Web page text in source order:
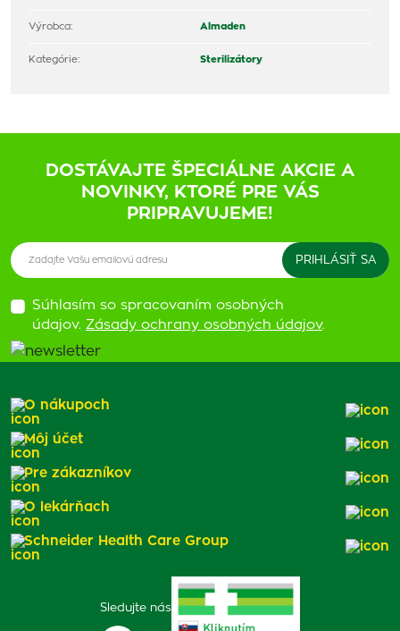
Výrobca: Almaden
Kategórie: Sterilizátory
DOSTÁVAJTE ŠPECIÁLNE AKCIE A
NOVINKY, KTORÉ PRE VÁS
PRIPRAVUJEME!
Súhlasím so spracovaním osobných
údajov. Zásady ochrany osobných údajov.
Sledujte nás
O nákupoch
Môj účet
Pre zákazníkov
O lekárňach
Schneider Health Care Group